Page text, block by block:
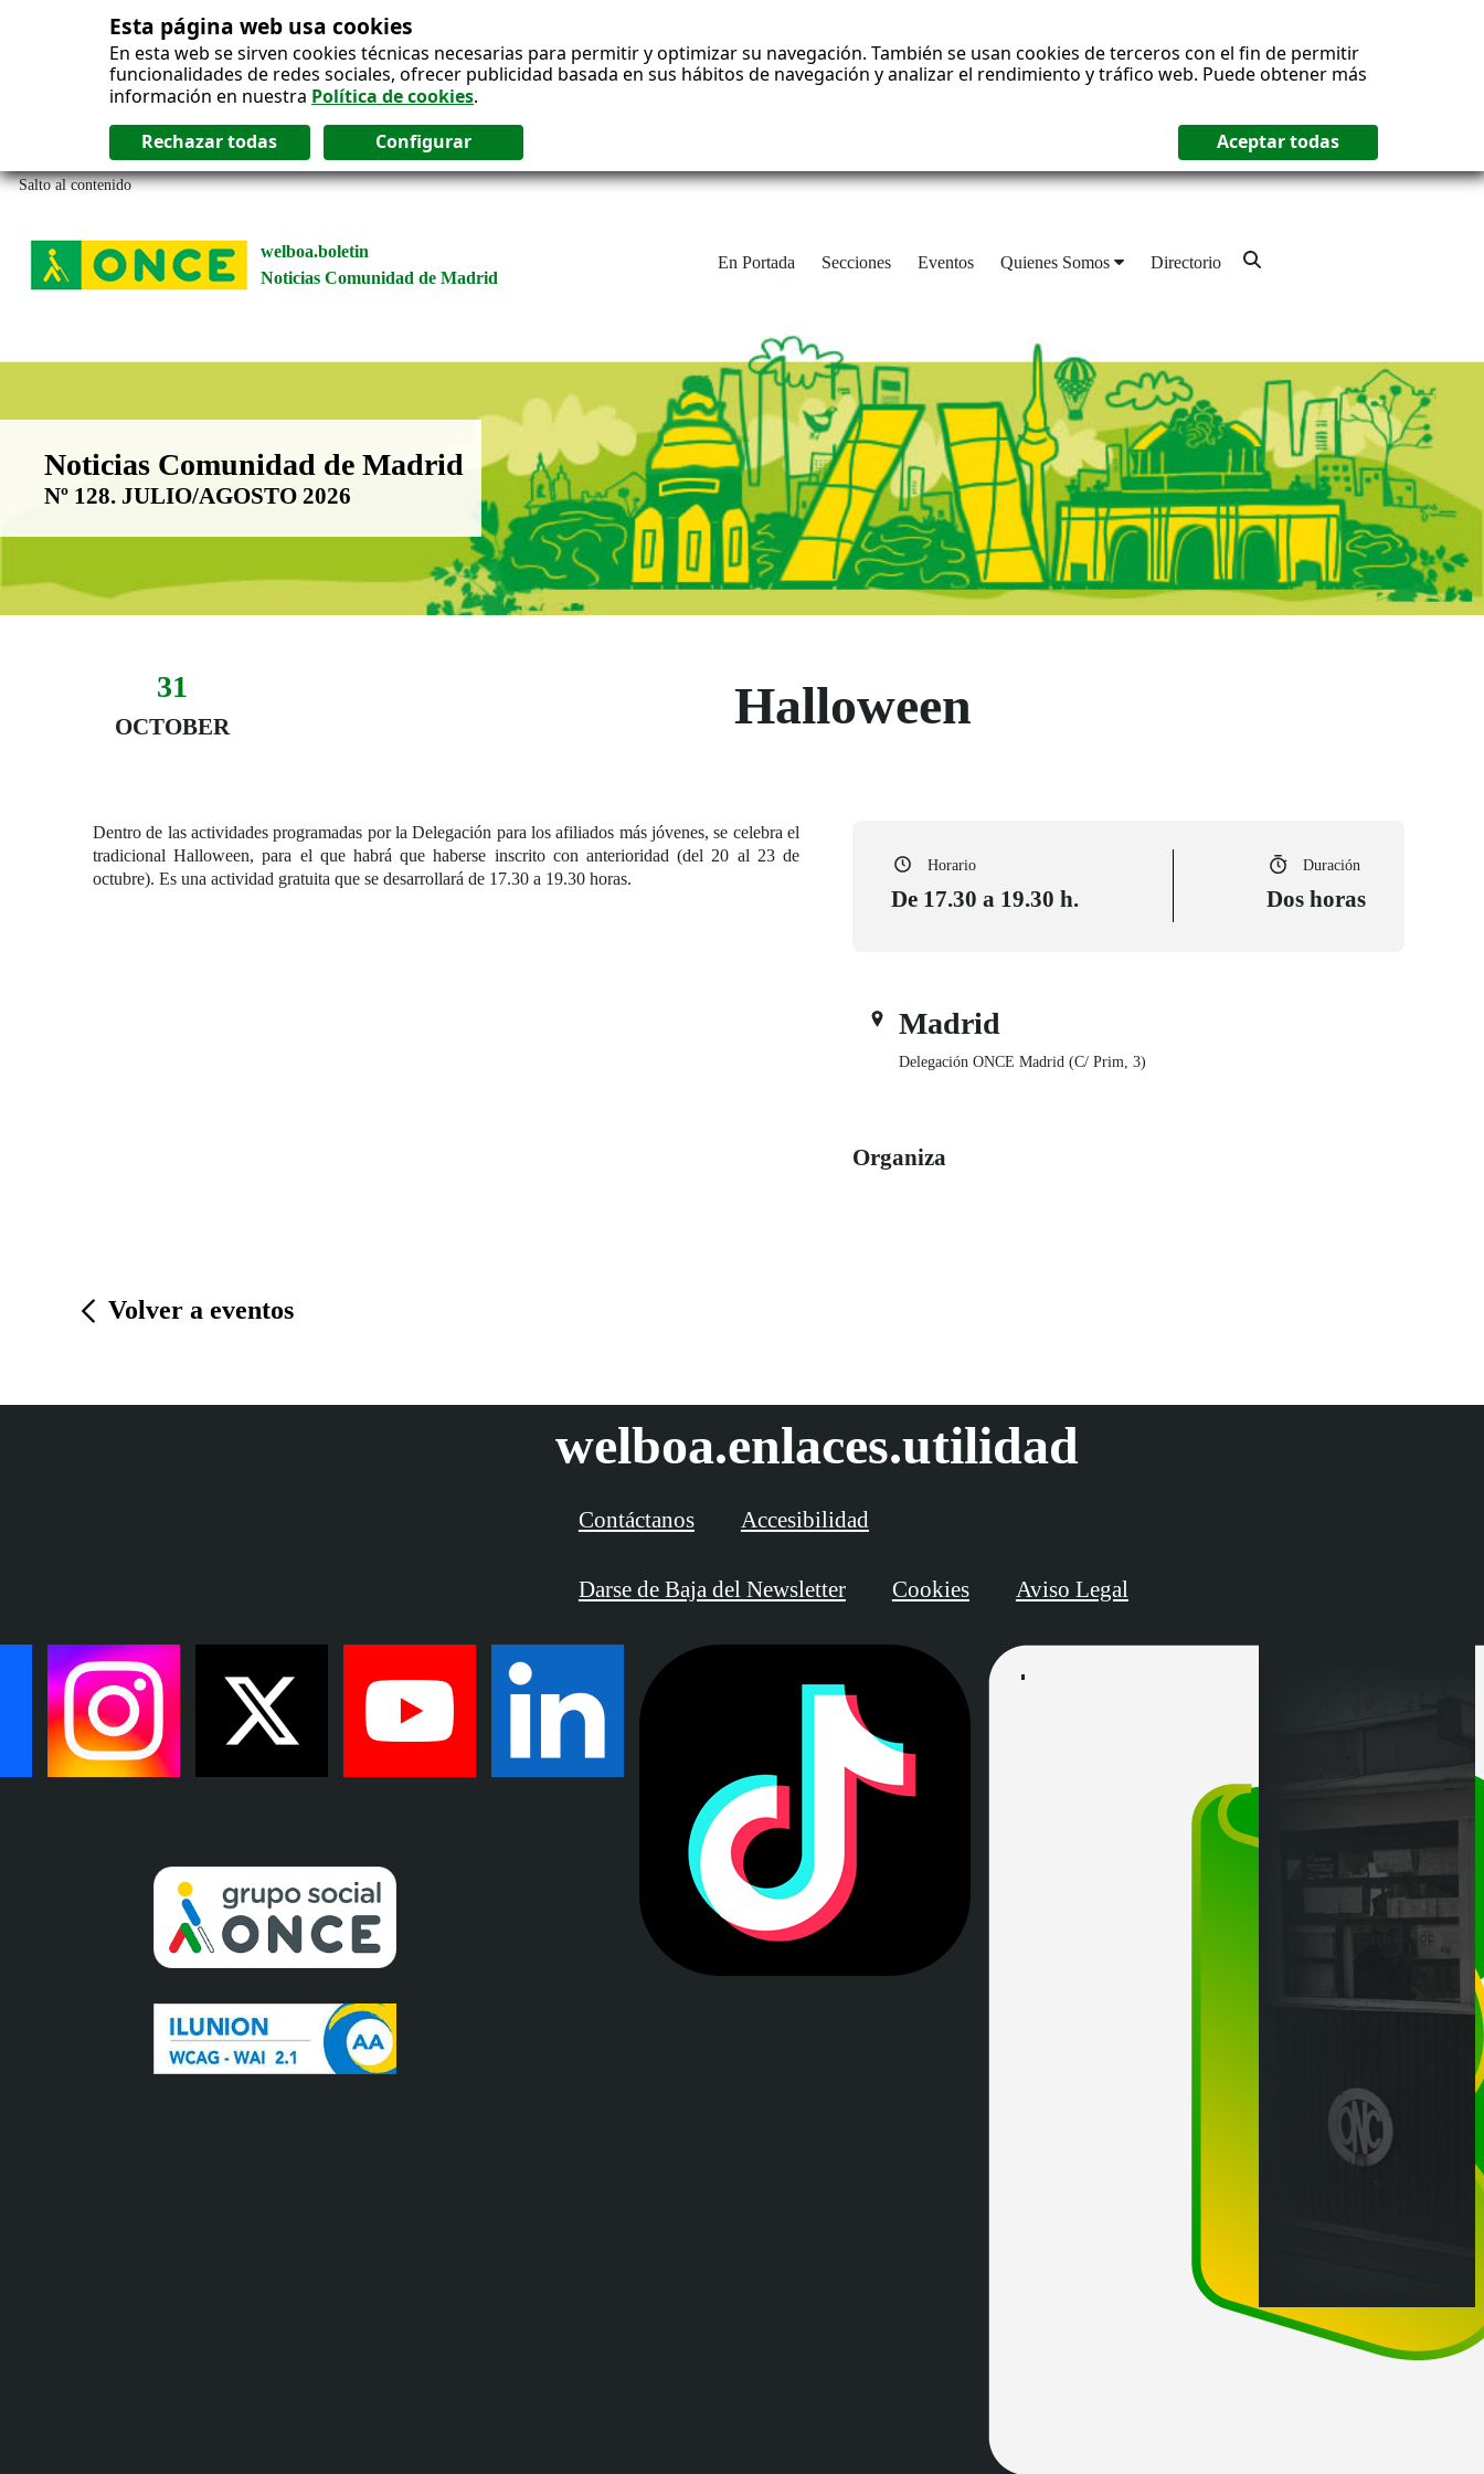
Esta página web usa cookies
En esta web se sirven cookies técnicas necesarias para permitir y optimizar su navegación. También se usan cookies de terceros con el fin de permitir
funcionalidades de redes sociales, ofrecer publicidad basada en sus hábitos de navegación y analizar el rendimiento y tráfico web. Puede obtener más
información en nuestra Política de cookies.
Salto al contenido
welboa.boletin
Noticias Comunidad de Madrid
En Portada Secciones Eventos Quienes Somos Directorio
Boletín Noticias Comunidad de Madrid
Noticias Comunidad de Madrid
Nº 128. JULIO/AGOSTO 2026
Fecha del evento
31
OCTOBER
31 October Halloween
Dentro de las actividades programadas por la Delegación para los afiliados más jóvenes, se celebra el
tradicional Halloween, para el que habrá que haberse inscrito con anterioridad (del 20 al 23 de
octubre). Es una actividad gratuita que se desarrollará de 17.30 a 19.30 horas.
Horario
De 17.30 a 19.30 h.
Duración
Dos horas
Madrid
Delegación ONCE Madrid (C/ Prim, 3)
Organiza
Volver a eventos
welboa.enlaces.utilidad
Contáctanos Accesibilidad
Darse de Baja del Newsletter Cookies Aviso Legal